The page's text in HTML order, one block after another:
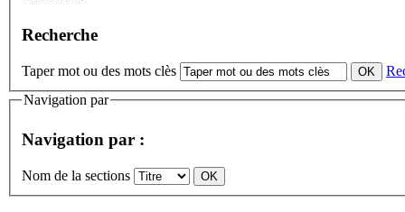
Recherche
Taper mot ou des mots clès
Navigation par
Navigation par :
Nom de la sections